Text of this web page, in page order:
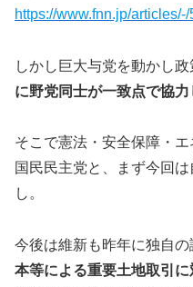
https://www.fnn.jp/
しかし巨大与党を動かし
に野党同士が一致点で協
そこで憲法・安全保障・
国民民主党と、まず今回
し。
今後は維新も昨年に独自
本等による重要土地取引